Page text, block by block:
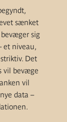
sænket
sig
et niveau,
Det
vil bevæge
vil
data –